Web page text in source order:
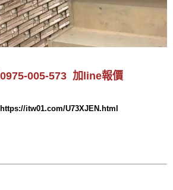
005-573 加line報價
https://itw01.com/U73XJEN.html